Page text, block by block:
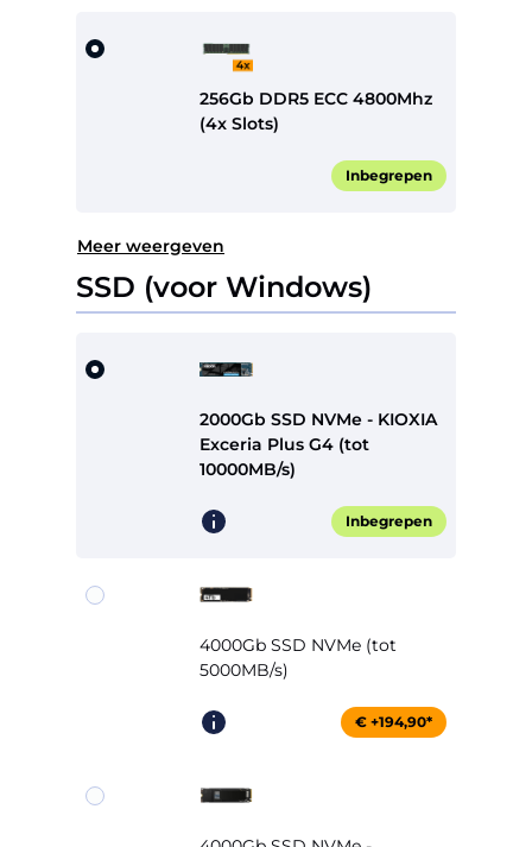
256Gb DDR5 ECC 4800Mhz
(4x Slots)
Inbegrepen
Meer weergeven
SSD (voor Windows)
2000Gb SSD NVMe - KIOXIA
Exceria Plus G4 (tot
10000MB/s)
Inbegrepen
4000Gb SSD NVMe (tot
5000MB/s)
€ +194,90*